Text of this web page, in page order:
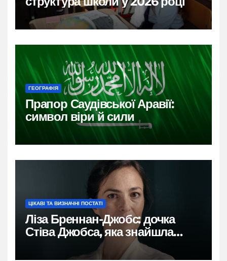
ГЕОГРАФІЯ
Прапор Саудівської Аравії:
символ віри й сили
ЦІКАВІ ТА ВИЗНАЧНІ ПОСТАТІ
Ліза Бреннан-Джобс: дочка
Стіва Джобса, яка знайшла
власний голос